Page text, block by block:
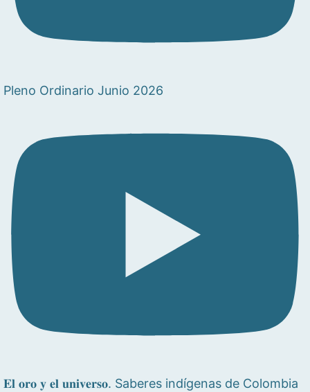
Pleno Ordinario Junio 2026
𝐄𝐥 𝐨𝐫𝐨 𝐲 𝐞𝐥 𝐮𝐧𝐢𝐯𝐞𝐫𝐬𝐨. Saberes indígenas de Colombia